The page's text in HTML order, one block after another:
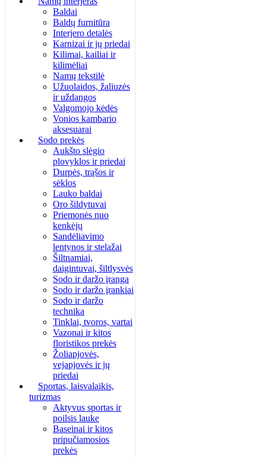
Baldai
Baldų furnitūra
Interjero detalės
Karnizai ir jų priedai
Kilimai, kailiai ir
kilimėliai
Namų tekstilė
Užuolaidos, žaliuzės
ir uždangos
Valgomojo kėdės
Vonios kambario
aksesuarai
Sodo prekės
Aukšto slėgio
plovyklos ir priedai
Durpės, trąšos ir
sėklos
Lauko baldai
Oro šildytuvai
Priemonės nuo
kenkėjų
Sandėliavimo
lentynos ir stelažai
Šiltnamiai,
daigintuvai, šiltlysvės
Sodo ir daržo įranga
Sodo ir daržo įrankiai
Sodo ir daržo
technika
Tinklai, tvoros, vartai
Vazonai ir kitos
floristikos prekės
Žoliapjovės,
vejapjovės ir jų
priedai
Sportas, laisvalaikis,
turizmas
Aktyvus sportas ir
poilsis lauke
Baseinai ir kitos
pripučiamosios
prekės